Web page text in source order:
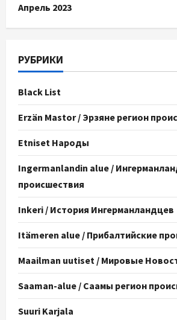
Апрель 2023
РУБРИКИ
Black List
Erzän Mastor / Эрзяне регион
Etniset Народы
Ingermanlandin alue /
происшествия
Inkeri / История Ингерманландцев
Itämeren alue / Прибалтийские
Maailman uutiset / Мировые
Saaman-alue / Саамы регион
Suuri Karjala